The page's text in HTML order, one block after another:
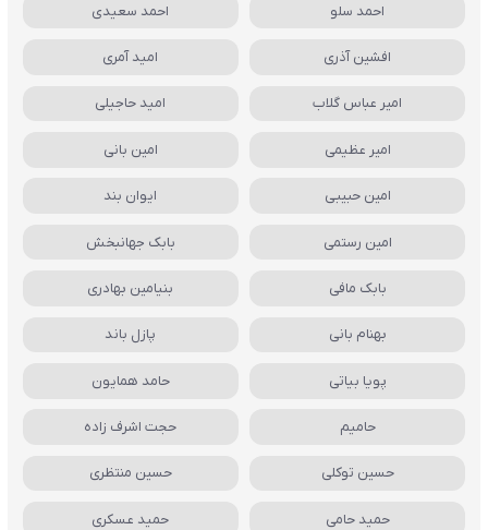
احمد سلو احمد سعیدی
افشین آذری امید آمری
امیر عباس گلاب امید حاجیلی
امیر عظیمی امین بانی
امین حبیبی ایوان بند
امین رستمی بابک جهانبخش
بابک مافی بنیامین بهادری
بهنام بانی پازل باند
پویا بیاتی حامد همایون
حامیم حجت اشرف زاده
حسین توکلی حسین منتظری
حمید حامی حمید عسکری